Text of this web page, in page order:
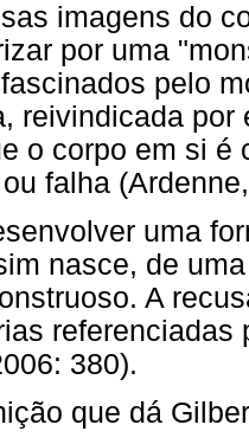
imagens do
por uma
pelo
reivindicada por
o corpo em si é
falha
uma
nasce, de
A
referenciadas
380).
que dá